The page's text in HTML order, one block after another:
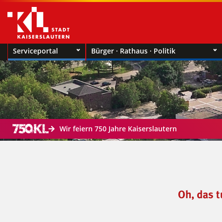
Serviceportal Bürger · Rathaus · Politik
Wir feiern 750 Jahre Kaiserslautern
Oh, das